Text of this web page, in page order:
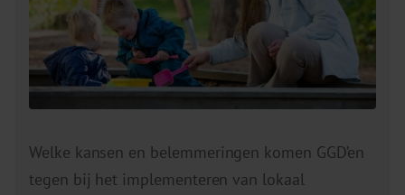
Welke kansen en belemmeringen komen GGD’en
tegen bij het implementeren van lokaal